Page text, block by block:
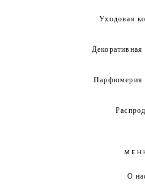
Уходовая
Декоративная
Парфюмерия
О